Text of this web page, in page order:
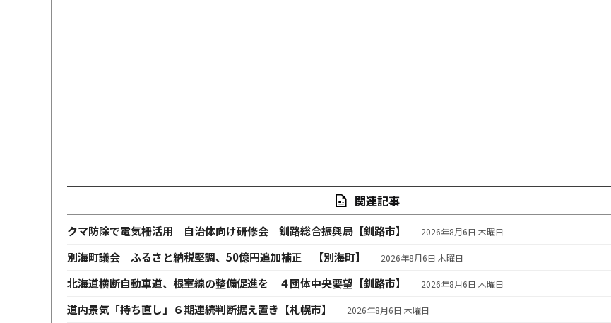
関連記事
クマ防除で電気柵活用 自治体向け研修会 釧路総合振興局【釧路市】 2026年8月6日 木曜日
別海町議会 ふるさと納税堅調、50億円追加補正 【別海町】 2026年8月6日 木曜日
北海道横断自動車道、根室線の整備促進を ４団体中央要望【釧路市】 2026年8月6日 木曜日
道内景気「持ち直し」６期連続判断据え置き【札幌市】 2026年8月6日 木曜日